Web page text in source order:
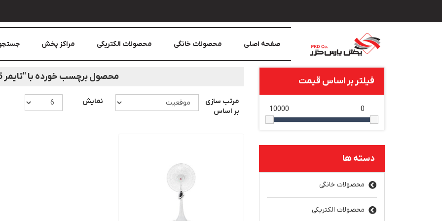
صفحه اصلی محصولات خانگی محصولات الکتریکی مراکز پخش
فیلتر بر اساس قیمت
0
10000
دسته ها
محصولات خانگی
محصولات الکتریکی
محصول برچسب خورده با "تایمر 7.5 ساعته"
مرتب سازی
بر اساس
نمایش